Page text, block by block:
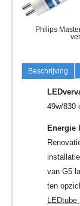
Philips
Beschrijving
49w/830
Energie
van G5
ten
LEDtube